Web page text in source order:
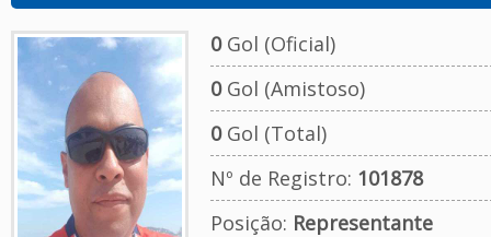
0Gol (Oficial)
0Gol (Amistoso)
0Gol (Total)
Nº de Registro: 101878
Posição: Representante